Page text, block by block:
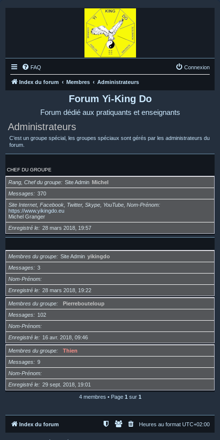
FAQ Connexion
Index du forum Membres Administrateurs
Forum Yi-King Do
Forum dédié aux pratiquants et enseignants
Administrateurs
C’est un groupe spécial, les groupes spéciaux sont gérés par les administrateurs du
forum.
CHEF DU GROUPE
Rang, Chef du groupe Site Admin Michel
Messages
370
Site Internet, Facebook, Twitter, Skype, YouTube, Nom-Prénom
https://www.yikingdo.eu
Michel Granger
Enregistré le
28 mars 2018, 19:57
Membres du groupe Site Admin yikingdo
Messages
3
Nom-Prénom
Enregistré le
28 mars 2018, 19:22
Membres du groupe
Pierrebouteloup
Messages
102
Nom-Prénom
Enregistré le
16 avr. 2018, 09:46
Membres du groupe
Thien
Messages
9
Nom-Prénom
Enregistré le
29 sept. 2018, 19:01
4 membres • Page 1 sur 1
Index du forum Heures au format UTC+02:00